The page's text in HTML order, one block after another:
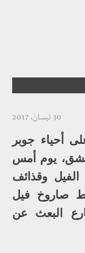
30 نيسان، 2017
أحياء جوبر
يوم أمس
وقذائف
صاروخ فيل
البعث عن